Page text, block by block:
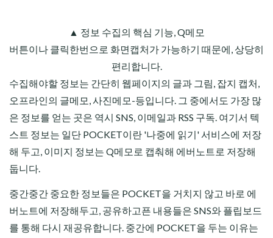
▲ 정보 수집의 핵심 기능, Q메모
버튼이나 클릭한번으로 화면캡처가 가능하기 때문에, 상당히
편리합니다.
수집해야할 정보는 간단히 웹페이지의 글과 그림, 잡지 캡처,
오프라인의 글메모, 사진메모-등입니다. 그 중에서도 가장 많
은 정보를 얻는 곳은 역시 SNS, 이메일과 RSS 구독. 여기서 텍
스트 정보는 일단 POCKET이란 '나중에 읽기' 서비스에 저장
해 두고, 이미지 정보는 Q메모로 캡춰해 에버노트로 저장해
둡니다.
중간중간 중요한 정보들은 POCKET을 거치지 않고 바로 에
버노트에 저장해두고, 공유하고픈 내용들은 SNS와 플립보드
를 통해 다시 재공유합니다. 중간에 POCKET을 두는 이유는